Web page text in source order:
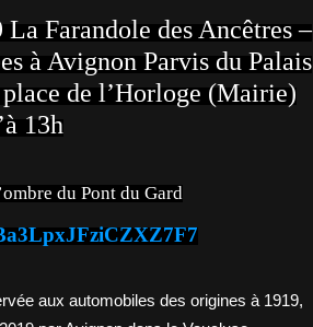
Farandole des Ancêtres –
à Avignon Parvis du Palais
de l’Horloge (Mairie)
13h
du Pont du Gard